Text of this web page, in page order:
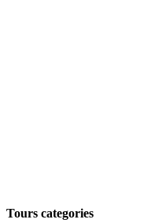
Tours categories